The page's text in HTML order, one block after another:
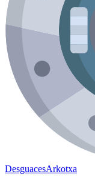
DesguacesArkotxa